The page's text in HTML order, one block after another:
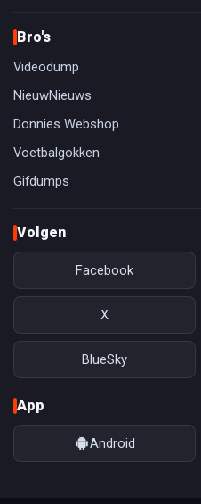
Bro's
Videodump
NieuwNieuws
Donnies Webshop
Voetbalgokken
Gifdumps
Volgen
Facebook
X
BlueSky
App
Android